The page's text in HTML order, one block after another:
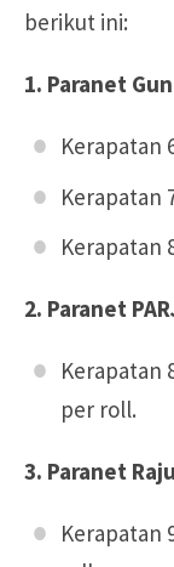
berikut ini:
1. Paranet
Kerapatan
Kerapatan
Kerapatan
2. Paranet
Kerapatan
per roll.
3. Paranet
Kerapatan